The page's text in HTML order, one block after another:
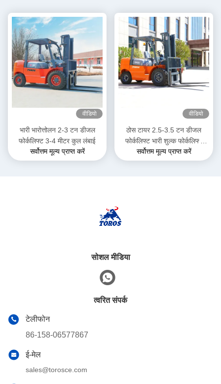
वीडियो
भारी भारोत्तोलन 2-3 टन डीजल
फोर्कलिफ्ट 3-4 मीटर कुल लंबाई
सर्वोत्तम मूल्य प्राप्त करें
वीडियो
ठोस टायर 2.5-3.5 टन डीजल
फोर्कलिफ्ट भारी शुल्क फोर्कलिफ्ट
ट्रक गोदाम के लिए
सर्वोत्तम मूल्य प्राप्त करें
सोशल मीडिया
त्वरित संपर्क
टेलीफोन
86-158-06577867
ई-मेल
sales@torosce.com